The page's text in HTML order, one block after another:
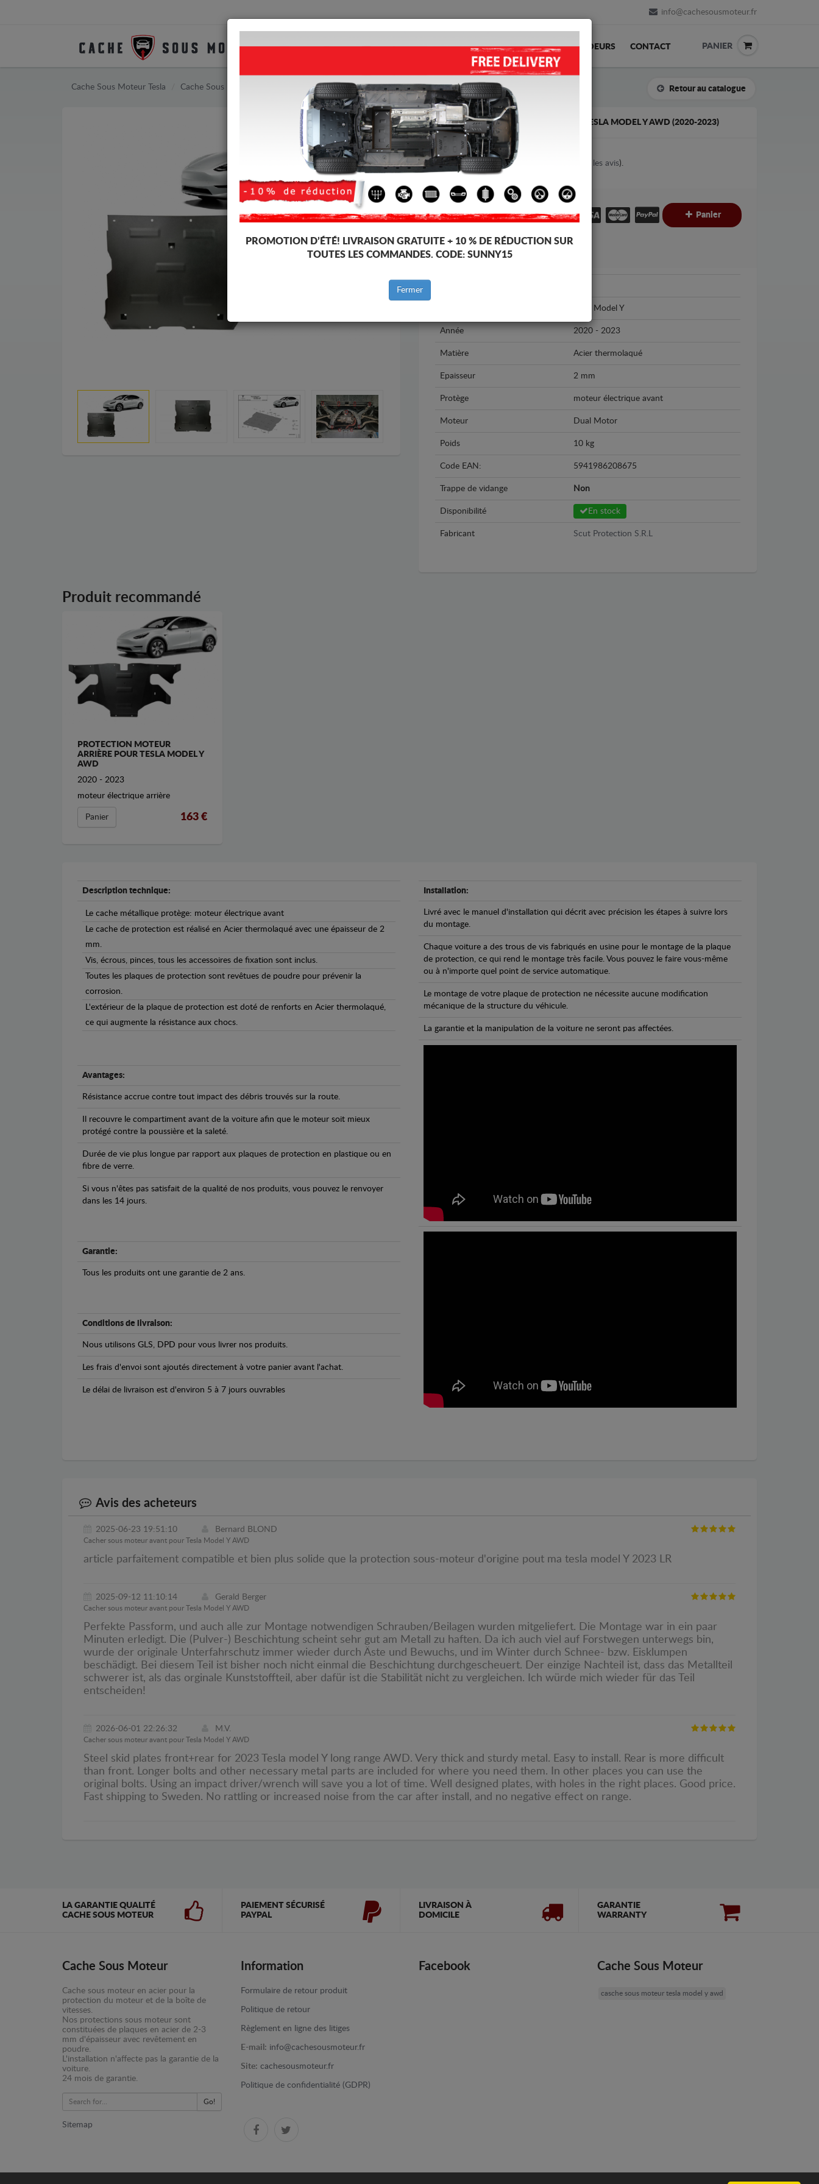
info@cachesousmoteur.fr
PROTECTION ACCUEIL LIVRAISON AVIS REVENDEURS CONTACT PANIER
Cache Sous Moteur Tesla Cache Sous Moteur Tesla Model Y Retour au catalogue
CACHER SOUS MOTEUR AVANT POUR TESLA MODEL Y AWD (2020-2023)
5.00 out of5stars based on Voir les avis).
Code d'article: 31.950
149€ Panier
Tesla Model Y
Année 2020 - 2023
Matière Acier thermolaqué
Epaisseur 2 mm
Protège moteur électrique avant
Moteur Dual Motor
Poids 10 kg
Code EAN: 5941986208675
Trappe de vidange Non
Disponibilité En stock
Fabricant Scut Protection S.R.L
Produit recommandé
PROTECTION MOTEUR
ARRIÈRE POUR TESLA MODEL Y
AWD
2020 - 2023
moteur électrique arrière
Panier 163 €
Description technique:
Le cache métallique protège: moteur électrique avant
Le cache de protection est réalisé en Acier thermolaqué avec une épaisseur de 2
mm.
Vis, écrous, pinces, tous les accessoires de fixation sont inclus.
Toutes les plaques de protection sont revêtues de poudre pour prévenir la
corrosion.
L'extérieur de la plaque de protection est doté de renforts en Acier thermolaqué,
ce qui augmente la résistance aux chocs.
Avantages:
Résistance accrue contre tout impact des débris trouvés sur la route.
Il recouvre le compartiment avant de la voiture afin que le moteur soit mieux
protégé contre la poussière et la saleté.
Durée de vie plus longue par rapport aux plaques de protection en plastique ou en
fibre de verre.
Si vous n'êtes pas satisfait de la qualité de nos produits, vous pouvez le renvoyer
dans les 14 jours.
Garantie:
Tous les produits ont une garantie de 2 ans.
Conditions de livraison:
Nous utilisons GLS, DPD pour vous livrer nos produits.
Les frais d'envoi sont ajoutés directement à votre panier avant l'achat.
Le délai de livraison est d'environ 5 à 7 jours ouvrables
Installation:
Livré avec le manuel d'installation qui décrit avec précision les étapes à suivre lors
du montage.
Chaque voiture a des trous de vis fabriqués en usine pour le montage de la plaque
de protection, ce qui rend le montage très facile. Vous pouvez le faire vous-même
ou à n'importe quel point de service automatique.
Le montage de votre plaque de protection ne nécessite aucune modification
mécanique de la structure du véhicule.
La garantie et la manipulation de la voiture ne seront pas affectées.
Avis des acheteurs
2025-06-23 19:51:10 Bernard BLOND
Cacher sous moteur avant pour Tesla Model Y AWD
article parfaitement compatible et bien plus solide que la protection sous-moteur d'origine pout ma tesla model Y 2023 LR
2025-09-12 11:10:14 Gerald Berger
Cacher sous moteur avant pour Tesla Model Y AWD
Perfekte Passform, und auch alle zur Montage notwendigen Schrauben/Beilagen wurden mitgeliefert. Die Montage war in ein paar
Minuten erledigt. Die (Pulver-) Beschichtung scheint sehr gut am Metall zu haften. Da ich auch viel auf Forstwegen unterwegs bin,
wurde der originale Unterfahrschutz immer wieder durch Äste und Bewuchs, und im Winter durch Schnee- bzw. Eisklumpen
beschädigt. Bei diesem Teil ist bisher noch nicht einmal die Beschichtung durchgescheuert. Der einzige Nachteil ist, dass das Metallteil
schwerer ist, als das orginale Kunststoffteil, aber dafür ist die Stabilität nicht zu vergleichen. Ich würde mich wieder für das Teil
entscheiden!
2026-06-01 22:26:32 M.V.
Cacher sous moteur avant pour Tesla Model Y AWD
Steel skid plates front+rear for 2023 Tesla model Y long range AWD. Very thick and sturdy metal. Easy to install. Rear is more difficult
than front. Longer bolts and other necessary metal parts are included for where you need them. In other places you can use the
original bolts. Using an impact driver/wrench will save you a lot of time. Well designed plates, with holes in the right places. Good price.
Fast shipping to Sweden. No rattling or increased noise from the car after install, and no negative effect on range.
LA GARANTIE QUALITÉ
CACHE SOUS MOTEUR
PAIEMENT SÉCURISÉ
PAYPAL
LIVRAISON À
DOMICILE
GARANTIE
WARRANTY
Cache Sous Moteur
Cache sous moteur en acier pour la
protection du moteur et de la boîte de
vitesses.
Nos protections sous moteur sont
constituées de plaques en acier de 2-3
mm d'épaisseur avec revêtement en
poudre.
L'installation n'affecte pas la garantie de la
voiture.
24 mois de garantie.
Go!
Sitemap
Information
Formulaire de retour produit
Politique de retour
Règlement en ligne des litiges
E-mail: info@cachesousmoteur.fr
Site: cachesousmoteur.fr
Politique de confidentialité (GDPR)
Facebook Cache Sous Moteur
casche sous moteur tesla model y awd
PROMOTION D’ÉTÉ! LIVRAISON GRATUITE + 10 % DE RÉDUCTION SUR
TOUTES LES COMMANDES. CODE: SUNNY15
Fermer